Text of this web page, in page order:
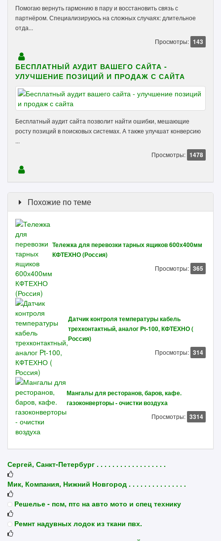
Помогаю вернуть гармонию в пару и восстановить связь с
партнёром. Специализируюсь на сложных случаях: длительное
отда...
Просмотры: 143
БЕСПЛАТНЫЙ АУДИТ ВАШЕГО САЙТА -
УЛУЧШЕНИЕ ПОЗИЦИЙ И ПРОДАЖ С САЙТА
Бесплатный аудит сайта позволит найти ошибки, мешающие
росту позиций в поисковых системах. А также улучшат конверсию
...
Просмотры: 1478
Похожие по теме
Тележка для перевозки тарных ящиков 600х400мм
КФТЕХНО (Россия)
Просмотры: 365
Датчик контроля температуры кабель
трехконтактный, аналог Pt-100, КФТЕХНО (
Россия)
Просмотры: 314
Мангалы для ресторанов, баров, кафе.
газоконверторы - очистки воздуха
Просмотры: 3314
Сергей, Санкт-Петербург . . . . . . . . . . . . . . . . . .
Мик, Компания, Нижний Новгород . . . . . . . . . . . . . . .
Решелье - псм, птс на авто мото и спец технику
Ремнт надувных лодок из ткани пвх.